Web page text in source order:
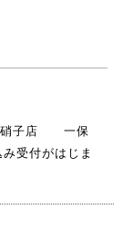
硝子店 一保
受付がはじま